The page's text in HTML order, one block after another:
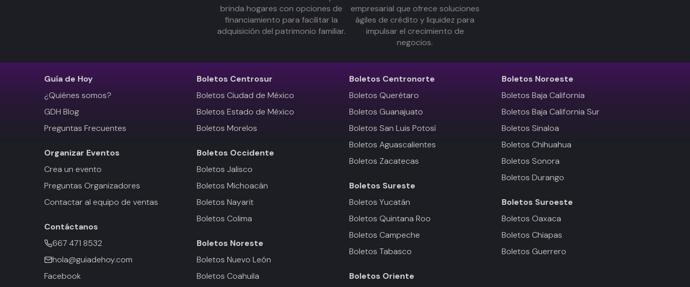
brinda hogares con opciones de
financiamiento para facilitar la
adquisición del patrimonio familiar.
empresarial que ofrece soluciones
ágiles de crédito y liquidez para
impulsar el crecimiento de
negocios.
Guía de Hoy
¿Quiénes somos?
GDH Blog
Preguntas Frecuentes
Organizar Eventos
Crea un evento
Preguntas Organizadores
Contactar al equipo de ventas
Contáctanos
667 471 8532
hola@guiadehoy.com
Facebook
Boletos Centrosur
Boletos Ciudad de México
Boletos Estado de México
Boletos Morelos
Boletos Occidente
Boletos Jalisco
Boletos Michoacán
Boletos Nayarit
Boletos Colima
Boletos Noreste
Boletos Nuevo León
Boletos Coahuila
Boletos Centronorte
Boletos Querétaro
Boletos Guanajuato
Boletos San Luis Potosí
Boletos Aguascalientes
Boletos Zacatecas
Boletos Sureste
Boletos Yucatán
Boletos Quintana Roo
Boletos Campeche
Boletos Tabasco
Boletos Oriente
Boletos Noroeste
Boletos Baja California
Boletos Baja California Sur
Boletos Sinaloa
Boletos Chihuahua
Boletos Sonora
Boletos Durango
Boletos Suroeste
Boletos Oaxaca
Boletos Chiapas
Boletos Guerrero